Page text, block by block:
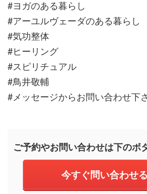
#ヨガのある暮らし
#アーユルヴェーダのある暮らし
#気功整体
#ヒーリング
#スピリチュアル
#鳥井敬輔
#メッセージからお問い合わせ下
ご予約やお問い合わせは下のボ
今すぐ問い合わせる